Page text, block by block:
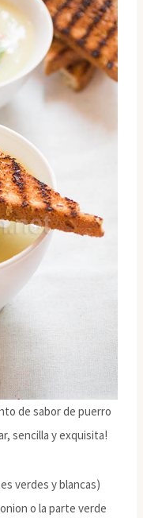
de sabor de puerro
sencilla y exquisita!
verdes y blancas)
o la parte verde